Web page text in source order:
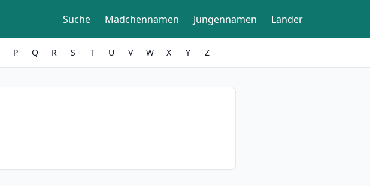
Suche Mädchennamen Jungennamen Länder
P Q R S T U V W X Y Z